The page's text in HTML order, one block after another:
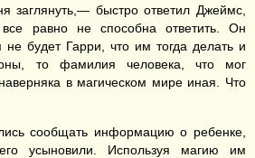
заглянуть,— быстро ответил Джеймс,
равно не способна ответить. Он
не будет Гарри, что им тогда делать и
то фамилия человека, что мог
в магическом мире иная. Что
сообщать информацию о ребенке,
усыновили. Используя магию им